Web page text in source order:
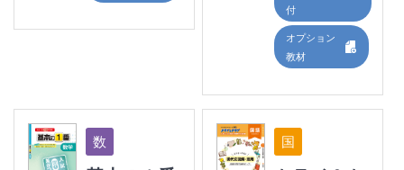
付
オプション
教材